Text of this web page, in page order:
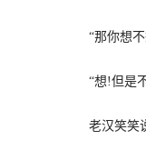
“那你想不
“想!但是不
老汉笑笑说